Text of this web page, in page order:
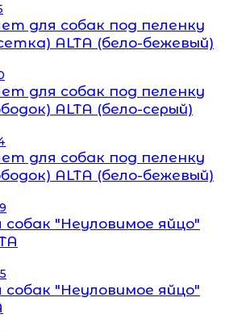
для собак под пеленку
ALTA (бело-бежевый)
для собак под пеленку
ALTA (бело-серый)
для собак под пеленку
ALTA (бело-бежевый)
собак "Неуловимое яйцо"
собак "Неуловимое яйцо"